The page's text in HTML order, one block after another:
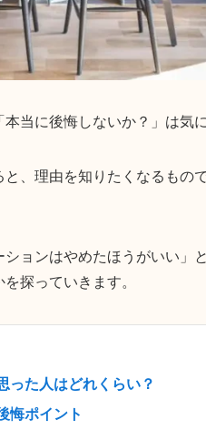
当に後悔しないか？」は気
、理由を知りたくなるもの
ョンはやめたほうがいい」
探っていきます。
った人はどれくらい？
悔ポイント